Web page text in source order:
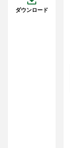
ダウンロード